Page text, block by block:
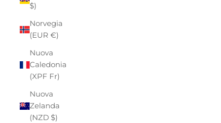
$)
Norvegia
(EUR €)
Nuova
Caledonia
(XPF Fr)
Nuova
Zelanda
(NZD $)